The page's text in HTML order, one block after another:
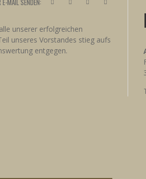
E-MAIL SENDEN:
unserer erfolgreichen
unseres Vorstandes stieg aufs
entgegen.